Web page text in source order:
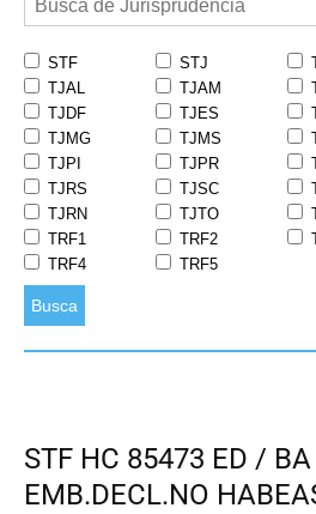
STF STJ
TJAL
TJAM
TJDF
TJES
TJMG
TJMS
TJPI
TJPR
TJRS
TJSC
TJRN
TJTO
TRF1
TRF2
TRF4
TRF5
Busca
STF HC 85473 ED /
EMB.DECL.NO